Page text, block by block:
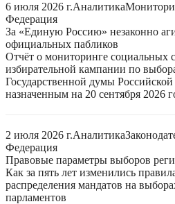
6 июля 2026 г.Аналитика
Федерация
За «Единую Россию» незаконно
официальных пабликов
Отчёт о мониторинге социальных
избирательной кампании по
Государственной думы
назначенным на 20 сентября 2026
2 июля 2026 г.Аналитика
Федерация
Правовые параметры выборов
Как за пять лет изменились
распределения мандатов на
парламентов